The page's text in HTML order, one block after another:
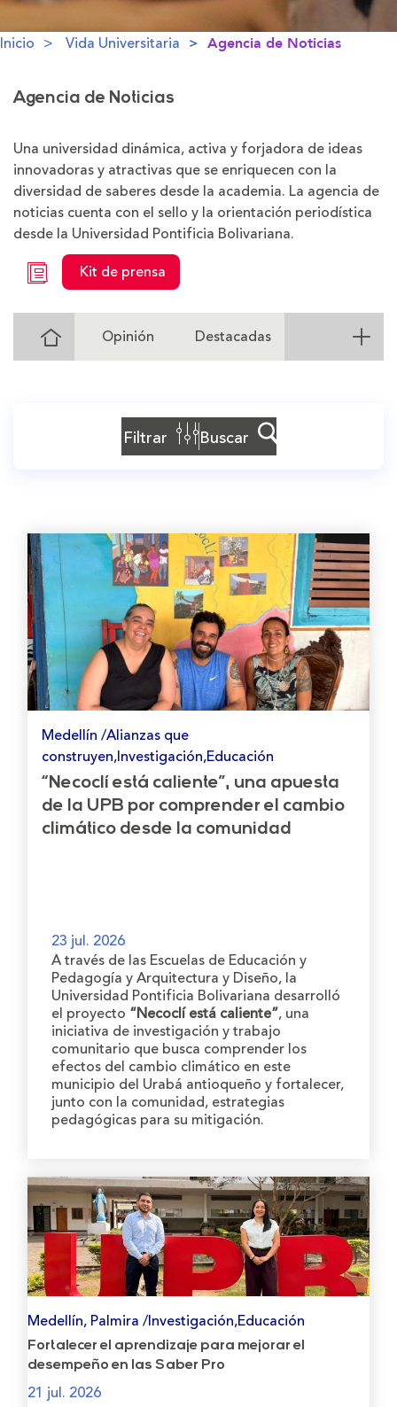
Inicio Vida Universitaria Agencia de Noticias
Agencia de Noticias
Una universidad dinámica, activa y forjadora de ideas
innovadoras y atractivas que se enriquecen con la
diversidad de saberes desde la academia. La agencia de
noticias cuenta con el sello y la orientación periodística
desde la Universidad Pontificia Bolivariana.
Kit de prensa
Ir
al
Opinión Destacadas
Filtrar Buscar
Medellín /Alianzas que
construyen,Investigación,Educación
“Necoclí está caliente”, una apuesta
de la UPB por comprender el cambio
climático desde la comunidad
23 jul. 2026
A través de las Escuelas de Educación y
Pedagogía y Arquitectura y Diseño, la
Universidad Pontificia Bolivariana desarrolló
el proyecto “Necoclí está caliente”, una
iniciativa de investigación y trabajo
comunitario que busca comprender los
efectos del cambio climático en este
municipio del Urabá antioqueño y fortalecer,
junto con la comunidad, estrategias
pedagógicas para su mitigación.
Medellín, Palmira /Investigación,Educación
Fortalecer el aprendizaje para mejorar el
desempeño en las Saber Pro
21 jul. 2026